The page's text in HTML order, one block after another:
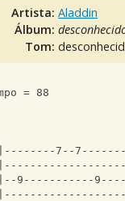
Artista:Aladdin
Álbum:
Tom:
= 88
7--
|--9-----------